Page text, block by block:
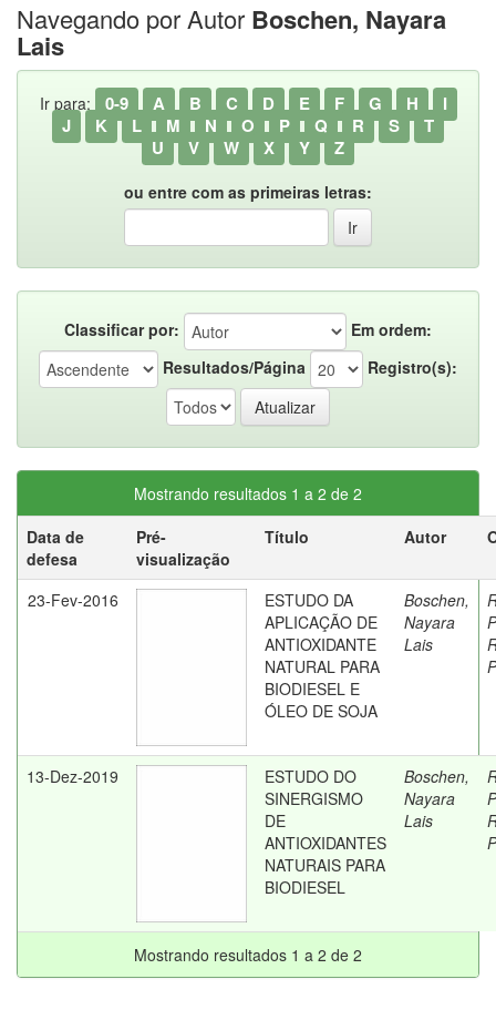
Navegando por Autor Boschen, Nayara
Lais
Ir para: 0-9 A B C D E F G H
I
J
K L M N O P Q R S
T
U
V W X Y Z
ou entre com as primeiras letras:
Classificar por:
Em ordem:
Resultados/Página
Registro(s):
Mostrando resultados 1 a 2 de 2
Data de
defesa
Pré-
visualização
Título Autor
23-Fev-2016
ESTUDO DA
APLICAÇÃO DE
ANTIOXIDANTE
NATURAL PARA
BIODIESEL E
ÓLEO DE SOJA
Boschen,
Nayara
Lais
13-Dez-2019
ESTUDO DO
SINERGISMO
DE
ANTIOXIDANTES
NATURAIS PARA
BIODIESEL
Boschen,
Nayara
Lais
Mostrando resultados 1 a 2 de 2